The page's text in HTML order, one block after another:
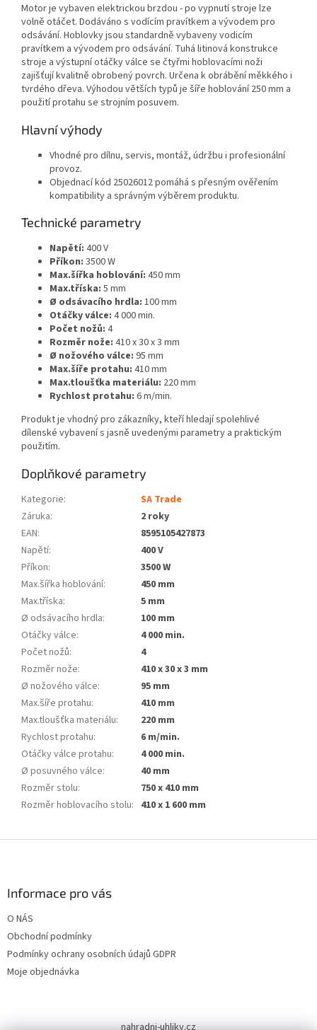
Motor je vybaven elektrickou brzdou - po vypnutí stroje lze
volně otáčet. Dodáváno s vodícím pravítkem a vývodem pro
odsávání. Hoblovky jsou standardně vybaveny vodicím
pravítkem a vývodem pro odsávání. Tuhá litinová konstrukce
stroje a výstupní otáčky válce se čtyřmi hoblovacími noži
zajišťují kvalitně obrobený povrch. Určena k obrábění měkkého i
tvrdého dřeva. Výhodou větších typů je šíře hoblování 250 mm a
použití protahu se strojním posuvem.
Hlavní výhody
Vhodné pro dílnu, servis, montáž, údržbu i profesionální
provoz.
Objednací kód 25026012 pomáhá s přesným ověřením
kompatibility a správným výběrem produktu.
Technické parametry
Napětí: 400 V
Příkon: 3500 W
Max.šířka hoblování: 450 mm
Max.tříska: 5 mm
Ø odsávacího hrdla: 100 mm
Otáčky válce: 4 000 min.
Počet nožů: 4
Rozměr nože: 410 x 30 x 3 mm
Ø nožového válce: 95 mm
Max.šíře protahu: 410 mm
Max.tloušťka materiálu: 220 mm
Rychlost protahu: 6 m/min.
Produkt je vhodný pro zákazníky, kteří hledají spolehlivé
dílenské vybavení s jasně uvedenými parametry a praktickým
použitím.
Doplňkové parametry
Kategorie:
SA Trade
Záruka:
2 roky
EAN:
8595105427873
Napětí:
400 V
Příkon:
3500 W
Max.šířka hoblování:
450 mm
Max.tříska:
5 mm
Ø odsávacího hrdla:
100 mm
Otáčky válce:
4 000 min.
Počet nožů:
4
Rozměr nože:
410 x 30 x 3 mm
Ø nožového válce:
95 mm
Max.šíře protahu:
410 mm
Max.tloušťka materiálu:
220 mm
Rychlost protahu:
6 m/min.
Otáčky válce protahu:
4 000 min.
Ø posuvného válce:
40 mm
Rozměr stolu:
750 x 410 mm
Rozměr hoblovacího stolu: 410 x 1 600 mm
Informace pro vás
O NÁS
Obchodní podmínky
Podmínky ochrany osobních údajů GDPR
Moje objednávka
nahradni-uhliky.cz